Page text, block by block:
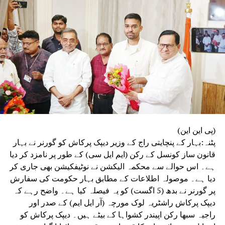
سے پاک امتحانات کے انعقاد کے لیے رہنما اصول مرتب کرے گی،
جبکہ تیسری کمیٹی پورے امتحانی نظام اور اس کے طریقۂ کار
کا تفصیلی مطالعہ کرے گی۔
(پی این این)
پٹنہ:بہار کے پنچایتی راج کے وزیر دیپک پرکاش کو گورنر نے بہار
قانون ساز کونسل کے رکن (ایم ایل سی) کے طور پر نامزد کر دیا
ہے۔ اس حوالے سے محکمہ الیکشن نے نوٹیفکیشن بھی جاری کر
دیا ہے۔ موصولہ اطلاعات کے مطابق بہار حکومت کی سفارش
پر گورنر نے بدھ (5 اگست) کو یہ فیصلہ کیا ہے۔ واضح رہے کہ
دیپک پرکاش راشٹریہ لوک مورچہ (آر ایل ایم) کے صدر اور
راجیہ سبھا رکن اپیندر کشواہا کے بیٹے ہیں۔ دیپک پرکاش کو